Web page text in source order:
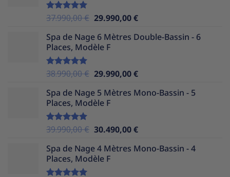
Note5.00
37.990,00€ Le
initial
était :
29.990,00€Le
actuel
Spa de Nage 6 Mètres Double-Bassin - 6
Places, Modèle F
Note5.00
38.990,00€ Le
initial
était :
29.990,00€Le
actuel
Spa de Nage 5 Mètres Mono-Bassin - 5
Places, Modèle F
Note5.00
39.990,00€ Le
initial
était :
30.490,00€Le
actuel
Spa de Nage 4 Mètres Mono-Bassin - 4
Places, Modèle F